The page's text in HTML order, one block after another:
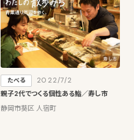
たべる
2022/7/2
親子2代でつくる個性ある鮨／寿し市
静岡市葵区 人宿町